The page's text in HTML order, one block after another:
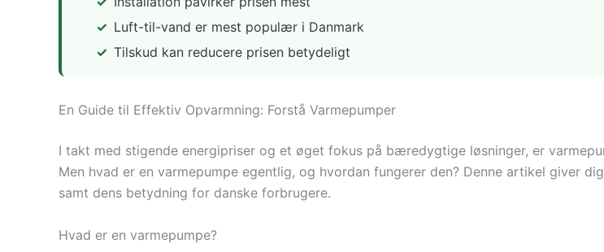
Luft-til-vand er mest populær i Danmark
Tilskud kan reducere prisen betydeligt
En Guide til Effektiv Opvarmning: Forstå Varmepumper
I takt med stigende energipriser og et øget fokus på bæredygtige løsninger, er
Men hvad er en varmepumpe egentlig, og hvordan fungerer den? Denne artikel giver
samt dens betydning for danske forbrugere.
Hvad er en varmepumpe?